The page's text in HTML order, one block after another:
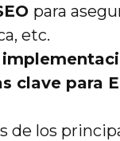
para
etc.
clave para
de los